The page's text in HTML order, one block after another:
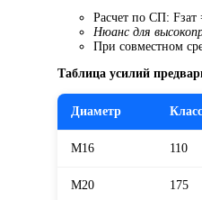
Расчет по СП: Fзат
Нюанс для
При совместном
Таблица усилий
Диаметр
M16 110
M20 175